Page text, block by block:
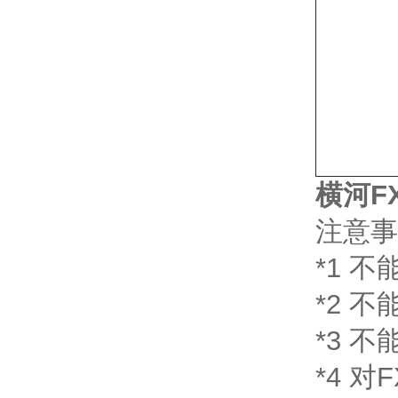
横河
注意
*1 不
*2 不
*3 不
*4 对